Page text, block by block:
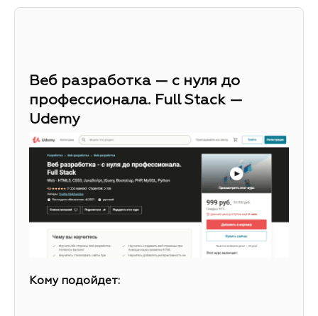
Веб разработка — с нуля до
профессионала. Full Stack —
Udemy
Кому подойдет: